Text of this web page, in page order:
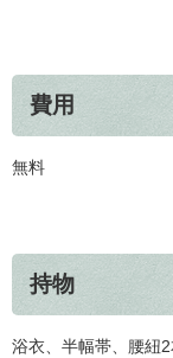
費用
無料
持物
浴衣、半幅帯、腰紐